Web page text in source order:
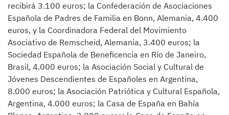
recibirá 3.100 euros; la Confederación de Asociaciones
Española de Padres de Familia en Bonn, Alemania, 4.400
euros, y la Coordinadora Federal del Movimiento
Asociativo de Remscheid, Alemania, 3.400 euros; la
Sociedad Española de Beneficencia en Río de Janeiro,
Brasil, 4.000 euros; la Asociación Social y Cultural de
Jóvenes Descendientes de Españoles en Argentina,
8.000 euros; la Asociación Patriótica y Cultural Española,
Argentina, 4.000 euros; la Casa de España en Bahía